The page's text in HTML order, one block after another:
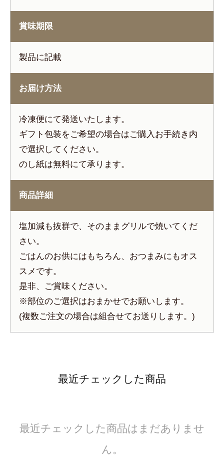
賞味期限
製品に記載
お届け方法
冷凍便にて発送いたします。
ギフト包装をご希望の場合はご購入お手続き内
で選択してください。
のし紙は無料にて承ります。
商品詳細
塩加減も抜群で、そのままグリルで焼いてくだ
さい。
ごはんのお供にはもちろん、おつまみにもオス
スメです。
是非、ご賞味ください。
※部位のご選択はおまかせでお願いします。
(複数ご注文の場合は組合せてお送りします。)
最近チェックした商品
最近チェックした商品はまだありませ
ん。